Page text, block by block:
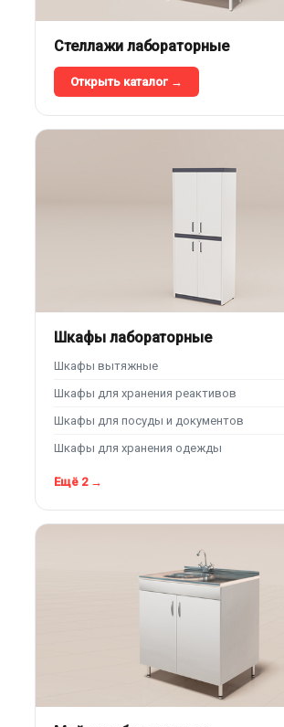
Стеллажи лабораторные
Открыть каталог →
Шкафы лабораторные
Шкафы вытяжные
Шкафы для хранения реактивов
Шкафы для посуды и документов
Шкафы для хранения одежды
Ещё 2 →